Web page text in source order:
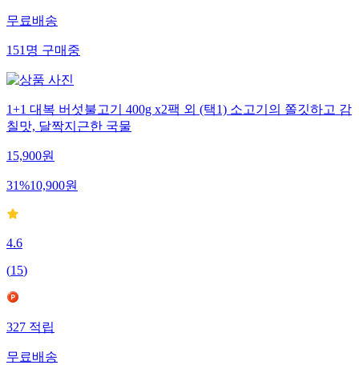
무료배송
151명구매중
1+1 대복 버섯불고기 400g x2팩 외 (택1) 소고기의 쫄깃하고 감
칠맛, 달짝지근한 국물
15,900원
31%10,900원
4.6
(15)
327적립
무료배송